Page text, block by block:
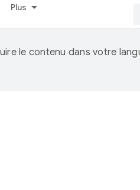
Plus
le contenu dans votre